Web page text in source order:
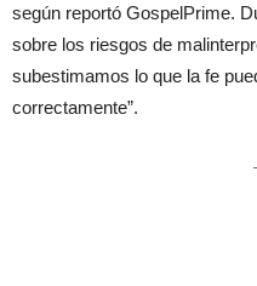
según reportó GospelPrime.
sobre los riesgos de
subestimamos lo que la fe
correctamente”.